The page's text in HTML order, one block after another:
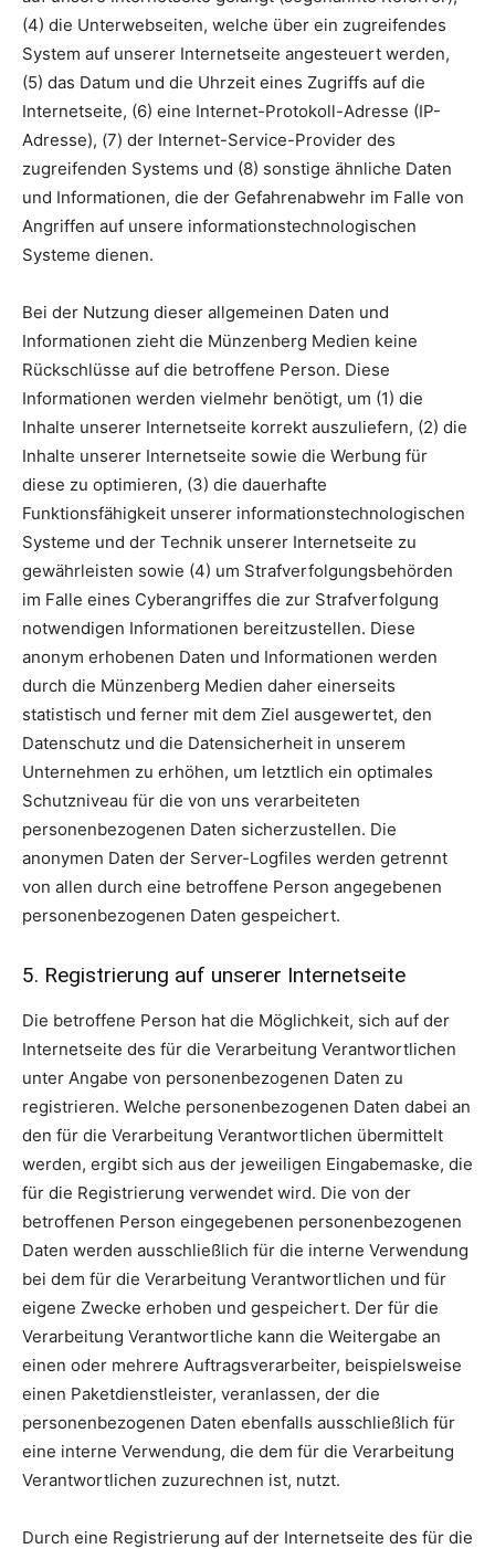
(4) die Unterwebseiten, welche über ein zugreifendes
System auf unserer Internetseite angesteuert werden,
(5) das Datum und die Uhrzeit eines Zugriffs auf die
Internetseite, (6) eine Internet-Protokoll-Adresse (IP-
Adresse), (7) der Internet-Service-Provider des
zugreifenden Systems und (8) sonstige ähnliche Daten
und Informationen, die der Gefahrenabwehr im Falle von
Angriffen auf unsere informationstechnologischen
Systeme dienen.
Bei der Nutzung dieser allgemeinen Daten und
Informationen zieht die Münzenberg Medien keine
Rückschlüsse auf die betroffene Person. Diese
Informationen werden vielmehr benötigt, um (1) die
Inhalte unserer Internetseite korrekt auszuliefern, (2) die
Inhalte unserer Internetseite sowie die Werbung für
diese zu optimieren, (3) die dauerhafte
Funktionsfähigkeit unserer informationstechnologischen
Systeme und der Technik unserer Internetseite zu
gewährleisten sowie (4) um Strafverfolgungsbehörden
im Falle eines Cyberangriffes die zur Strafverfolgung
notwendigen Informationen bereitzustellen. Diese
anonym erhobenen Daten und Informationen werden
durch die Münzenberg Medien daher einerseits
statistisch und ferner mit dem Ziel ausgewertet, den
Datenschutz und die Datensicherheit in unserem
Unternehmen zu erhöhen, um letztlich ein optimales
Schutzniveau für die von uns verarbeiteten
personenbezogenen Daten sicherzustellen. Die
anonymen Daten der Server-Logfiles werden getrennt
von allen durch eine betroffene Person angegebenen
personenbezogenen Daten gespeichert.
5. Registrierung auf unserer Internetseite
Die betroffene Person hat die Möglichkeit, sich auf der
Internetseite des für die Verarbeitung Verantwortlichen
unter Angabe von personenbezogenen Daten zu
registrieren. Welche personenbezogenen Daten dabei an
den für die Verarbeitung Verantwortlichen übermittelt
werden, ergibt sich aus der jeweiligen Eingabemaske, die
für die Registrierung verwendet wird. Die von der
betroffenen Person eingegebenen personenbezogenen
Daten werden ausschließlich für die interne Verwendung
bei dem für die Verarbeitung Verantwortlichen und für
eigene Zwecke erhoben und gespeichert. Der für die
Verarbeitung Verantwortliche kann die Weitergabe an
einen oder mehrere Auftragsverarbeiter, beispielsweise
einen Paketdienstleister, veranlassen, der die
personenbezogenen Daten ebenfalls ausschließlich für
eine interne Verwendung, die dem für die Verarbeitung
Verantwortlichen zuzurechnen ist, nutzt.
Durch eine Registrierung auf der Internetseite des für die